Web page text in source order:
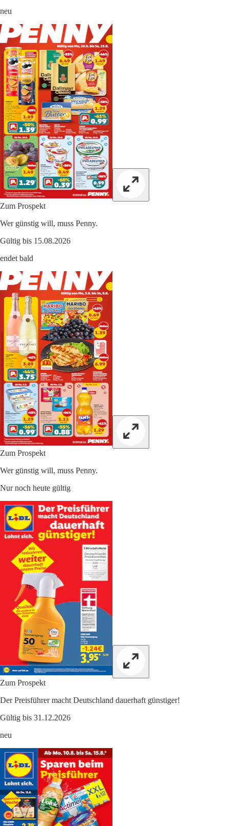
neu
Zum Prospekt
Wer günstig will, muss Penny.
Gültig bis 15.08.2026
endet bald
Zum Prospekt
Wer günstig will, muss Penny.
Nur noch heute gültig
Zum Prospekt
Der Preisführer macht Deutschland dauerhaft günstiger!
Gültig bis 31.12.2026
neu